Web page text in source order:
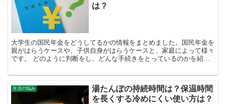
は？
大学生の国民年金をどうしてるかの情報をまとめました。国民年金を
親がはらうケースや、子供自身がはらうケースと、家庭によって様々
です。 どのように判断をし、どんな手続きをとっているのかを紹介
生活の悩み
湯たんぽの持続時間は？保温時間
を長くする冷めにくい使い方は？